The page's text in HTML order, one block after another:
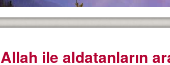
Allah ile aldatanların